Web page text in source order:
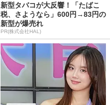
新型タバコが大反響！「たばこ
税、さようなら」600円→83円の
新型が爆売れ
PR(株式会社HAL)